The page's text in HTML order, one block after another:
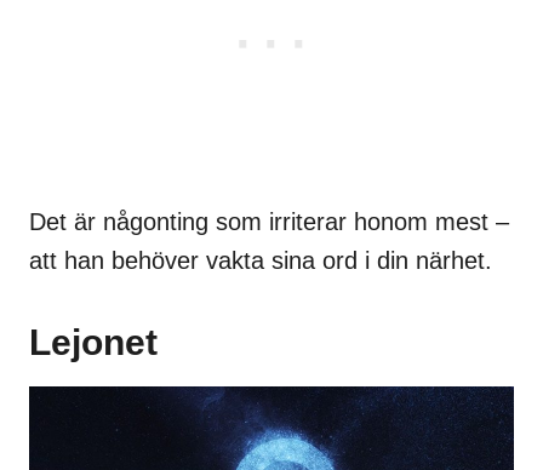
Det är någonting som irriterar honom mest –
att han behöver vakta sina ord i din närhet.
Lejonet